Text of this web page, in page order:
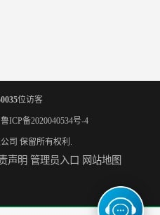
位访客
鲁ICP备2020040534号-4
司 保留所有权利.
声明 管理员入口 网站地图